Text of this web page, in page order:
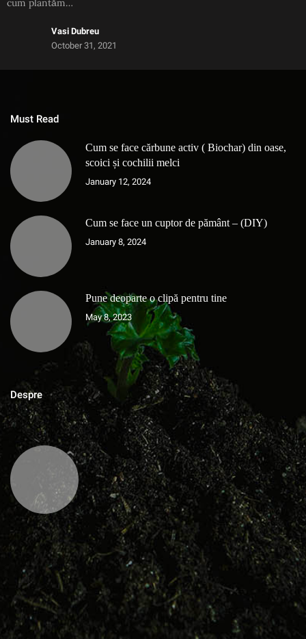
cum plantăm…
Vasi Dubreu
October 31, 2021
Must Read
Cum se face cărbune activ ( Biochar) din oase,
scoici și cochilii melci
January 12, 2024
Cum se face un cuptor de pământ – (DIY)
January 8, 2024
Pune deoparte o clipă pentru tine
May 8, 2023
Despre
MAGAZINUL DE ACASA
Blog cu zeci de sfaturi pentru grădinărit bio, rețete pentru toate
gusturile, povești de viata, trucuri în gospodărie, cuvinte pentru
suflet.